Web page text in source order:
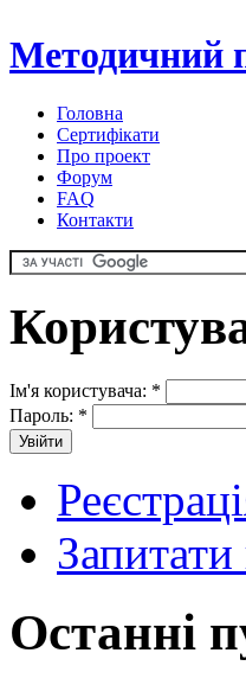
Методичний
Головна
Сертифікати
Про проект
Форум
FAQ
Контакти
Ім'я користувача: *
Пароль: *
Останні